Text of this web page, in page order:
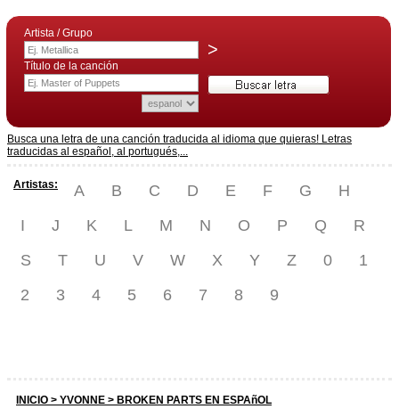
Artista / Grupo
>
Título de la canción
Busca una letra de una canción traducida al idioma que quieras! Letras
traducidas al español, al portugués,...
Artistas: A B C D E F G
H
I
J K L M N O P Q
R
S
T U V W X Y Z 0
1
2
3 4 5 6 7 8 9
INICIO > YVONNE > BROKEN PARTS EN ESPAñOL